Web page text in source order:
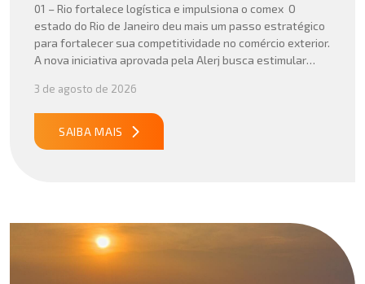
01 – Rio fortalece logística e impulsiona o comex O
estado do Rio de Janeiro deu mais um passo estratégico
para fortalecer sua competitividade no comércio exterior.
A nova iniciativa aprovada pela Alerj busca estimular
para empresas que atuam com importação e exportação,
especialmente em setores que […]
3 de agosto de 2026
SAIBA MAIS